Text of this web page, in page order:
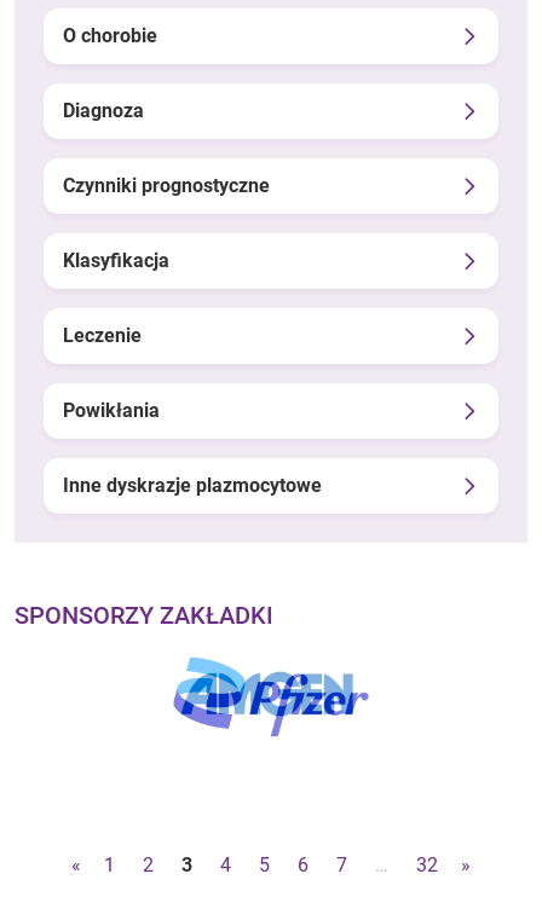
O chorobie
Diagnoza
Czynniki prognostyczne
Klasyfikacja
Leczenie
Powikłania
Inne dyskrazje plazmocytowe
SPONSORZY ZAKŁADKI
« 1 2 3 4 5 6 7 … 32 »